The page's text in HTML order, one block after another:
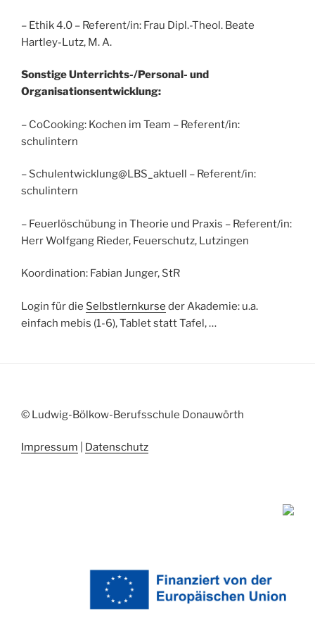
– Ethik 4.0 – Referent/in: Frau Dipl.-Theol. Beate
Hartley-Lutz, M. A.
Sonstige Unterrichts-/Personal- und
Organisationsentwicklung:
– CoCooking: Kochen im Team – Referent/in:
schulintern
– Schulentwicklung@LBS_aktuell – Referent/in:
schulintern
– Feuerlöschübung in Theorie und Praxis – Referent/in:
Herr Wolfgang Rieder, Feuerschutz, Lutzingen
Koordination: Fabian Junger, StR
Login für die Selbstlernkurse der Akademie: u.a.
einfach mebis (1-6), Tablet statt Tafel, …
© Ludwig-Bölkow-Berufsschule Donauwörth
Impressum Datenschutz